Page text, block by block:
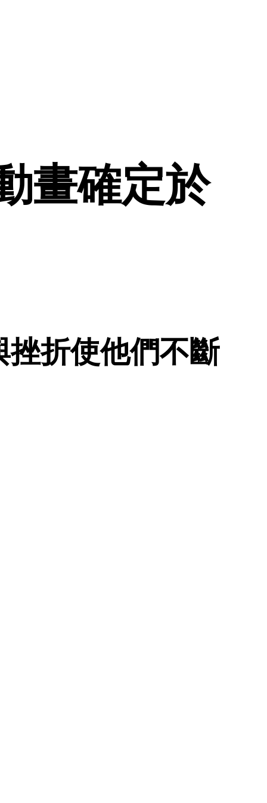
畫確定於
折使他們不斷